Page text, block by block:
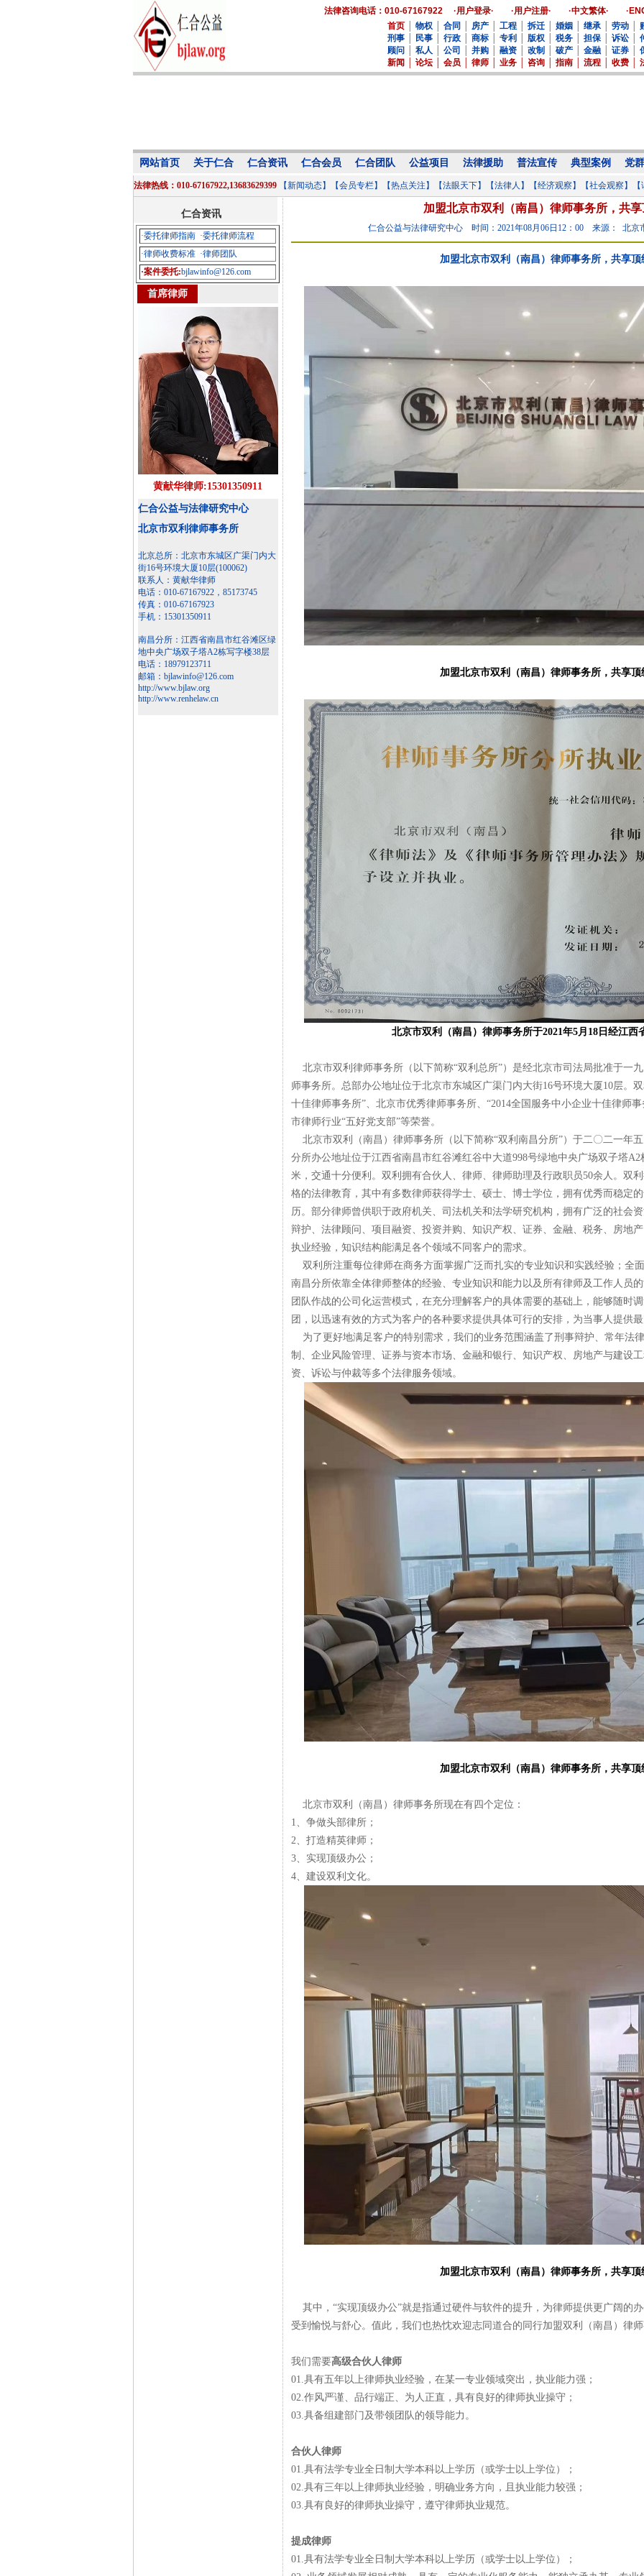
法律咨询电话：010-67167922 ·用户登录· ·用户注册· ·中文繁体·
首页
物权 合同 房产 工程 拆迁 婚姻 继承 劳动
刑事
民事 行政 商标 专利 版权 税务 担保 诉讼
顾问
私人 公司 并购 融资 改制 破产 金融 证券
新闻
论坛 会员 律师 业务 咨询 指南 流程 收费
网站首页 关于仁合 仁合资讯 仁合会员 仁合团队 公益项目 法律援助 普法宣传 典型案例 党
法律热线：010-67167922,13683629399 【新闻动态】 【会员专栏】 【热点关注】 【法眼天下】 【法律人】 【经济观察】 【社会观察】
仁合资讯
·委托律师指南 ·委托律师流程
·律师收费标准 ·律师团队
·案件委托:bjlawinfo@126.com
首席律师
黄献华律师:15301350911
仁合公益与法律研究中心
北京市双利律师事务所
北京总所：北京市东城区广渠门内大
街16号环境大厦10层(100062)
联系人：黄献华律师
电话：010-67167922，85173745
传真：010-67167923
手机：15301350911
南昌分所：江西省南昌市红谷滩区绿
地中央广场双子塔A2栋写字楼38层
电话：18979123711
邮箱：bjlawinfo@126.com
http://www.bjlaw.org
http://www.renhelaw.cn
加盟北京市双利（南昌）律师事务所，共
仁合公益与法律研究中心 时间：2021年08月06日12：00 来源： 北京
加盟北京市双利（南昌）律师事务所，共享顶
加盟北京市双利（南昌）律师事务所，共享顶
北京市双利（南昌）律师事务所于2021年5月18日经江西
北京市双利律师事务所（以下简称“双利总所”）是经北京市司法局批准于一
师事务所。总部办公地址位于北京市东城区广渠门内大街16号环境大厦10层。
十佳律师事务所”、北京市优秀律师事务所、“2014全国服务中小企业十佳律师
市律师行业“五好党支部”等荣誉。
北京市双利（南昌）律师事务所（以下简称“双利南昌分所”）于二〇二一年
分所办公地址位于江西省南昌市红谷滩红谷中大道998号绿地中央广场双子塔A2
米，交通十分便利。双利拥有合伙人、律师、律师助理及行政职员50余人。双
格的法律教育，其中有多数律师获得学士、硕士、博士学位，拥有优秀而稳定
历。部分律师曾供职于政府机关、司法机关和法学研究机构，拥有广泛的社会
辩护、法律顾问、项目融资、投资并购、知识产权、证券、金融、税务、房地
执业经验，知识结构能满足各个领域不同客户的需求。
双利所注重每位律师在商务方面掌握广泛而扎实的专业知识和实践经验；全
南昌分所依靠全体律师整体的经验、专业知识和能力以及所有律师及工作人员
团队作战的公司化运营模式，在充分理解客户的具体需要的基础上，能够随时
团，以迅速有效的方式为客户的各种要求提供具体可行的安排，为当事人提供
为了更好地满足客户的特别需求，我们的业务范围涵盖了刑事辩护、常年法
制、企业风险管理、证券与资本市场、金融和银行、知识产权、房地产与建设
资、诉讼与仲裁等多个法律服务领域。
加盟北京市双利（南昌）律师事务所，共享顶
北京市双利（南昌）律师事务所现在有四个定位：
1、争做头部律所；
2、打造精英律师；
3、实现顶级办公；
4、建设双利文化。
加盟北京市双利（南昌）律师事务所，共享顶
其中，“实现顶级办公”就是指通过硬件与软件的提升，为律师提供更广阔的
受到愉悦与舒心。值此，我们也热忱欢迎志同道合的同行加盟双利（南昌）律
我们需要高级合伙人律师
01.具有五年以上律师执业经验，在某一专业领域突出，执业能力强；
02.作风严谨、品行端正、为人正直，具有良好的律师执业操守；
03.具备组建部门及带领团队的领导能力。
合伙人律师
01.具有法学专业全日制大学本科以上学历（或学士以上学位）；
02.具有三年以上律师执业经验，明确业务方向，且执业能力较强；
03.具有良好的律师执业操守，遵守律师执业规范。
提成律师
01.具有法学专业全日制大学本科以上学历（或学士以上学位）；